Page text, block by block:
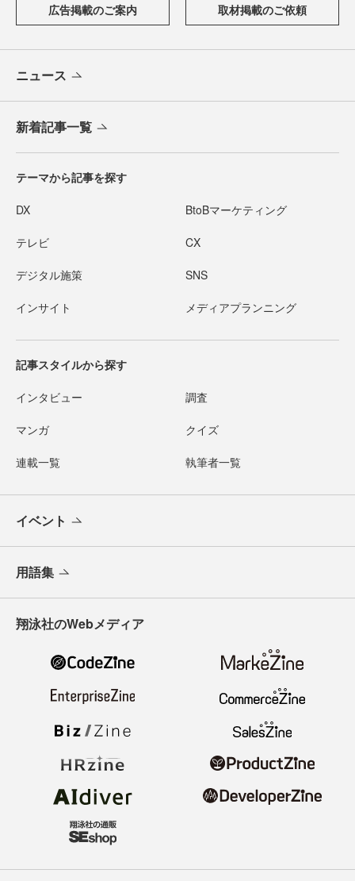
広告掲載のご案内 取材掲載のご依頼
ニュース
新着記事一覧
テーマから記事を探す
DX BtoBマーケティング
テレビ CX
デジタル施策 SNS
インサイト メディアプランニング
記事スタイルから探す
インタビュー 調査
マンガ クイズ
連載一覧 執筆者一覧
イベント
用語集
翔泳社のWebメディア